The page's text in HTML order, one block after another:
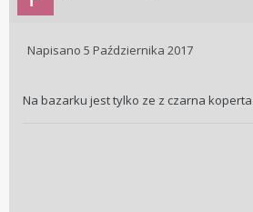
Napisano 5 Października 2017
Na bazarku jest tylko ze z czarna koperta